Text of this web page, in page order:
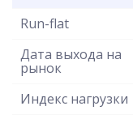
Run-flat
Дата выхода на
рынок
Индекс нагрузки